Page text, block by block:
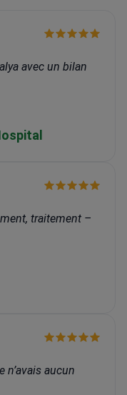
avec un bilan
traitement –
n’avais aucun